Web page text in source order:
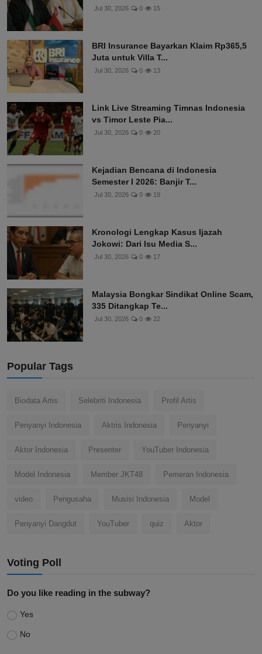
Jul 30, 2026 0 15
BRI Insurance Bayarkan Klaim Rp365,5
Juta untuk Villa T...
Jul 30, 2026 0 13
Link Live Streaming Timnas Indonesia
vs Timor Leste Pia...
Jul 30, 2026 0 20
Kejadian Bencana di Indonesia
Semester I 2026: Banjir T...
Jul 30, 2026 0 19
Kronologi Lengkap Kasus Ijazah
Jokowi: Dari Isu Media S...
Jul 30, 2026 0 17
Malaysia Bongkar Sindikat Online Scam,
335 Ditangkap Te...
Jul 30, 2026 0 22
Popular Tags
Biodata Artis Selebriti Indonesia Profil Artis
Penyanyi Indonesia Aktris Indonesia Penyanyi
Aktor Indonesia Presenter YouTuber Indonesia
Model Indonesia Member JKT48 Pemeran Indonesia
video Pengusaha Musisi Indonesia Model
Penyanyi Dangdut YouTuber quiz Aktor
Voting Poll
Do you like reading in the subway?
Yes
No